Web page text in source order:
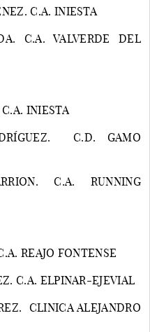
C.A. INIESTA
C.A. VALVERDE DEL
INIESTA
C.D. GAMO
C.A. RUNNING
REAJO FONTENSE
C.A. ELPINAR-EJEVIAL
CLINICA ALEJANDRO